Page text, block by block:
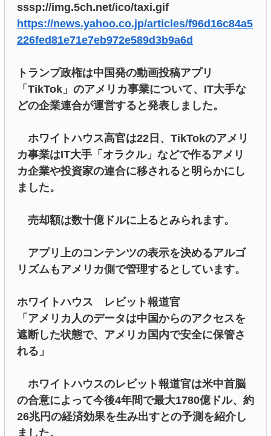
sssp://img.5ch.net/ico/taxi.gif
https://news.yahoo.co.jp/articles/f96d16c84a5
226fed81e71e7eb972e589d3b9a6d
トランプ政権は中国発の動画投稿アプリ
「TikTok」のアメリカ事業について、IT大手な
どの企業連合が運営すると発表しました。
ホワイトハウス高官は22日、TikTokのアメリ
カ事業はIT大手「オラクル」などで作るアメリ
カ企業や投資家の連合に移されると明らかにし
ました。
売却額は数十億ドルに上るとみられます。
アプリ上のコンテンツの表示を決めるアルゴ
リズムもアメリカ側で管理するとしています。
ホワイトハウス レビット報道官
「アメリカ人のデータは中国からのアクセスを
遮断した状態で、アメリカ国内で安全に保管さ
れる」
ホワイトハウスのレビット報道官は米中首脳
の合意によって今後4年間で最大1780億ドル、約
26兆円の経済効果を生み出すとの予測を紹介し
ました。